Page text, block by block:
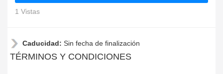
1 Vistas
Caducidad: Sin fecha de finalización
TÉRMINOS Y CONDICIONES